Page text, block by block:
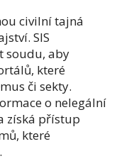
civilní tajná
SIS
soudu, aby
které
či sekty.
o nelegální
získá přístup
které